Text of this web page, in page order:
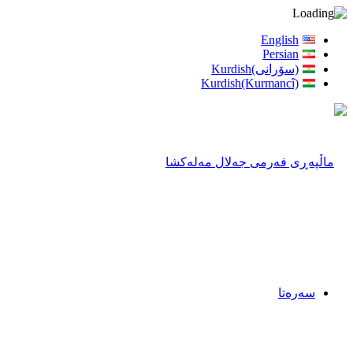
English
Persian
(سۆرانی)Kurdish
Kurdish(Kurmancî)
سەرەتا